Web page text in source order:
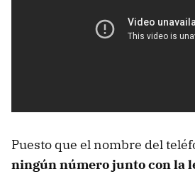
Puesto que el nombre del
ningún número junto con la